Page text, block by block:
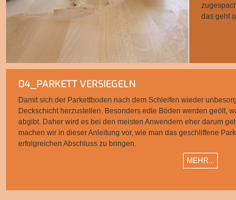
das geht
04_PARKETT VERSIEGELN
Damit sich der Parkettboden nach dem Schleifen wieder
Deckschicht herzustellen. Besonders edle Böden werden geölt,
abgibt. Daher wird es bei den meisten Anwendern eher darum
machen wir in dieser Anleitung vor, wie man das geschliffene
erfolgreichen Abschluss zu bringen.
MEHR...